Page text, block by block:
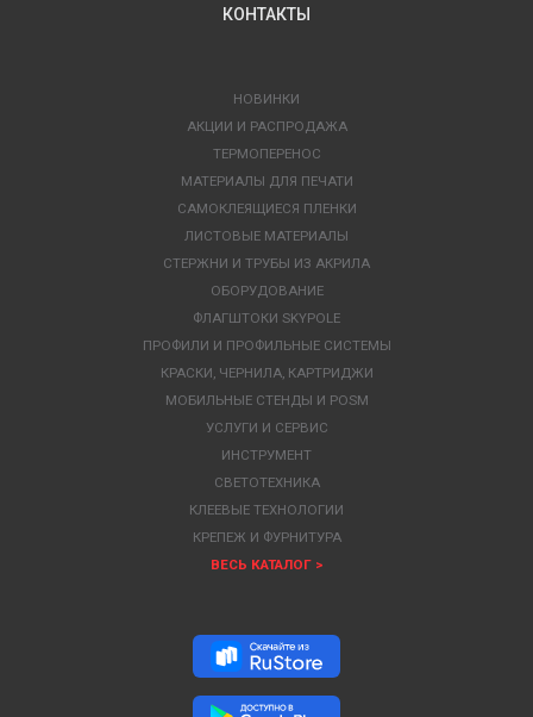
КОНТАКТЫ
НОВИНКИ
АКЦИИ И РАСПРОДАЖА
ТЕРМОПЕРЕНОС
МАТЕРИАЛЫ ДЛЯ ПЕЧАТИ
САМОКЛЕЯЩИЕСЯ ПЛЕНКИ
ЛИСТОВЫЕ МАТЕРИАЛЫ
СТЕРЖНИ И ТРУБЫ ИЗ АКРИЛА
ОБОРУДОВАНИЕ
ФЛАГШТОКИ SKYPOLE
ПРОФИЛИ И ПРОФИЛЬНЫЕ СИСТЕМЫ
КРАСКИ, ЧЕРНИЛА, КАРТРИДЖИ
МОБИЛЬНЫЕ СТЕНДЫ И POSM
УСЛУГИ И СЕРВИС
ИНСТРУМЕНТ
СВЕТОТЕХНИКА
КЛЕЕВЫЕ ТЕХНОЛОГИИ
КРЕПЕЖ И ФУРНИТУРА
ВЕСЬ КАТАЛОГ >